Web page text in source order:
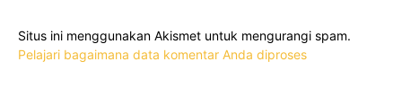
Situs ini menggunakan Akismet untuk mengurangi spam.
Pelajari bagaimana data komentar Anda diproses